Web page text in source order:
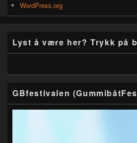
WordPress.org
Lyst å være her? Trykk på
GBfestivalen